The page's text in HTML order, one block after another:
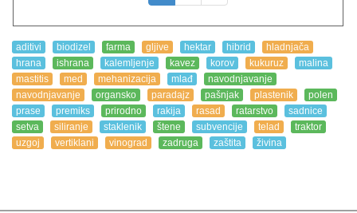
aditivi biodizel farma gljive hektar hibrid
hladnjača
hrana
ishrana kalemljenje kavez korov kukuruz
malina
mastitis
med mehanizacija mlađ
navodnjavanje
navodnjavanje
organsko paradajz pašnjak plastenik
polen
prase
premiks prirodno rakija rasad ratarstvo
sadnice
setva
siliranje staklenik štene subvencije telad
traktor
uzgoj
vertiklani vinograd zadruga zaštita živina